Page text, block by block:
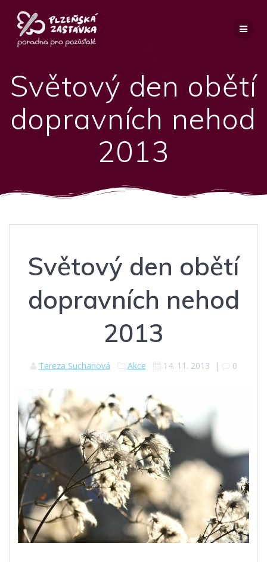
Světový den obětí
dopravních nehod
2013
Světový den obětí
dopravních nehod
2013
Tereza Suchanová Akce 14. 11. 2013 | 0